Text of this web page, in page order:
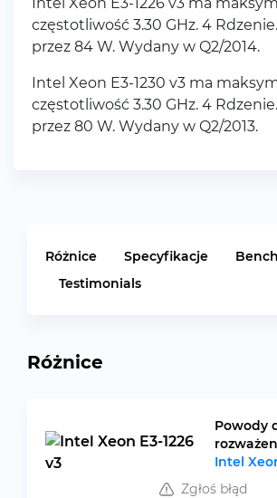
częstotliwość 3.30 GHz. 4
przez 84 W. Wydany w Q2/2014.
Intel Xeon E3-1230 v3 ma
częstotliwość 3.30 GHz. 4
przez 80 W. Wydany w Q2/2013.
Różnice Specyfikacje
Testimonials
Różnice
Powody
Intel
Zgłoś błąd